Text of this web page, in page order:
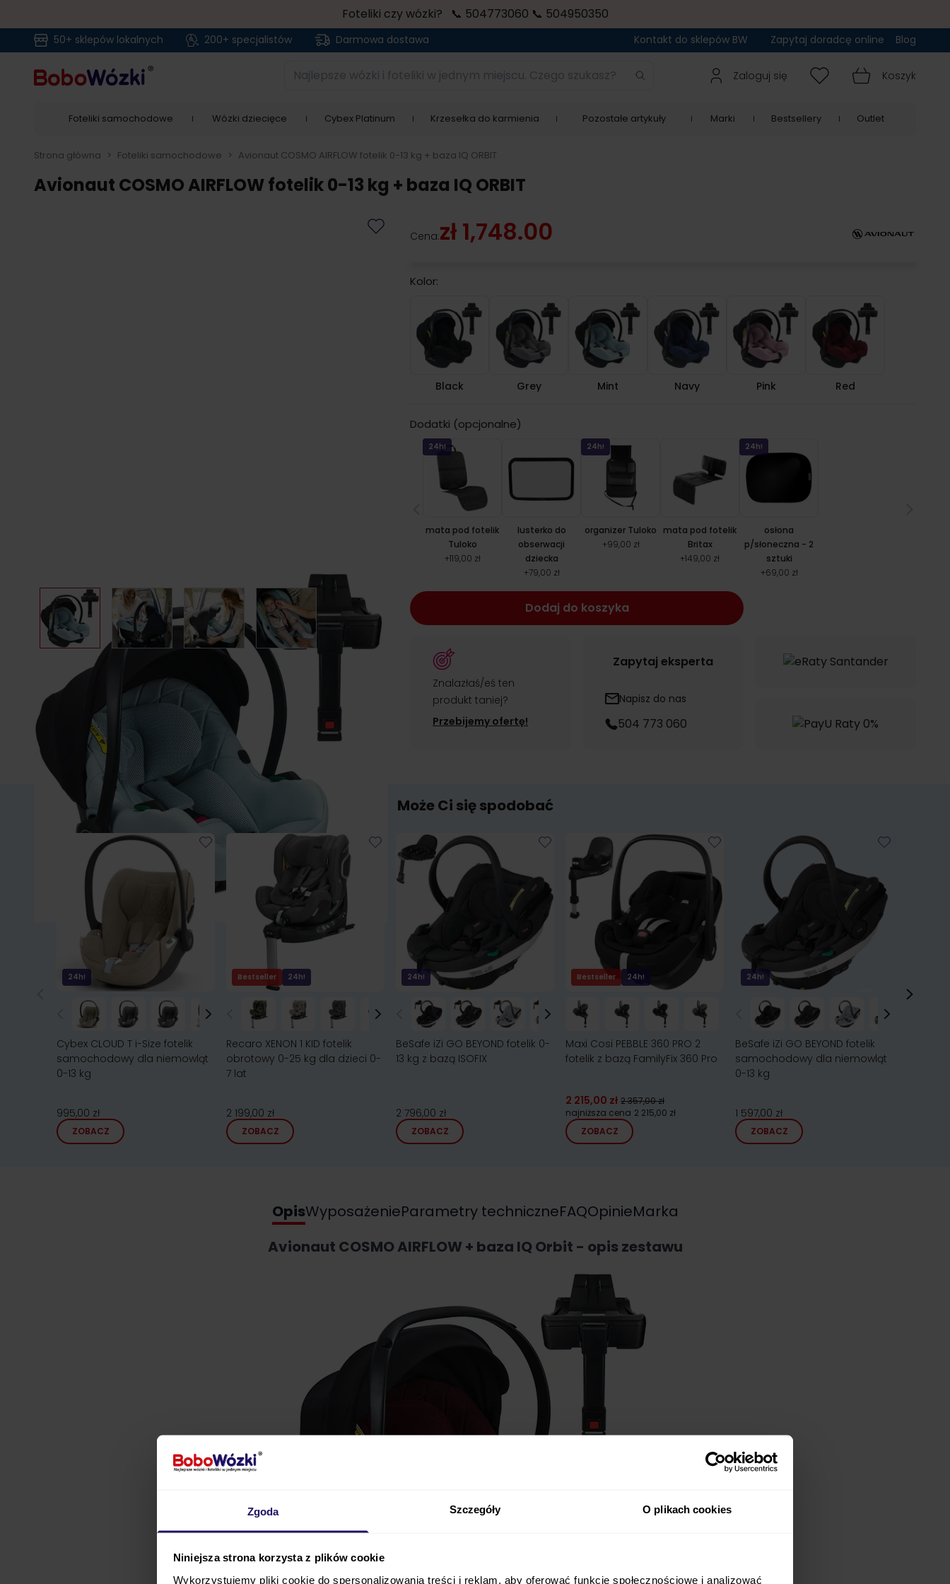
Zgoda Szczegóły O plikach cookies
Niniejsza strona korzysta z plików cookie
Wykorzystujemy pliki cookie do spersonalizowania treści i reklam, aby oferować funkcje społecznościowe i analizować
Foteliki czy wózki? 📞 504773060 📞 504950350
50+ sklepów lokalnych 200+ specjalistów Darmowa dostawa Kontakt do sklepów BW Zapytaj doradcę online Blog
Najlepsze wózki i foteliki w jednym miejscu. Czego szukasz? Zaloguj się Koszyk
Foteliki samochodowe Wózki dziecięce Cybex Platinum Krzesełka do karmienia Pozostałe artykuły Marki Bestsellery Outlet
Strona główna > Foteliki samochodowe > Avionaut COSMO AIRFLOW fotelik 0-13 kg + baza IQ ORBIT
Avionaut COSMO AIRFLOW fotelik 0-13 kg + baza IQ ORBIT
Cena:zł 1,748.00
Kolor:
Black
Black
Grey
Grey
Mint
Mint
Navy
Navy
Pink
Pink
Red
Red
Dodatki (opcjonalne)
24h!
mata pod fotelik
Tuloko
+119,00 zł
lusterko do
obserwacji
dziecka
+79,00 zł
24h!
organizer Tuloko
+99,00 zł
mata pod fotelik
Britax
+149,00 zł
24h!
osłona
p/słoneczna - 2
sztuki
+69,00 zł
Dodaj do koszyka
Znalazłaś/eś ten
produkt taniej?
Przebijemy ofertę!
Zapytaj eksperta
Napisz do nas
504 773 060
Może Ci się spodobać
24h!
Cybex CLOUD T i-Size fotelik
samochodowy dla niemowląt
0-13 kg
995,00 zł
ZOBACZ
Bestseller 24h!
Recaro XENON 1 KID fotelik
obrotowy 0-25 kg dla dzieci 0-
7 lat
2 199,00 zł
ZOBACZ
24h!
BeSafe iZi GO BEYOND fotelik 0-
13 kg z bazą ISOFIX
2 796,00 zł
ZOBACZ
Bestseller 24h!
Maxi Cosi PEBBLE 360 PRO 2
fotelik z bazą FamilyFix 360 Pro
2 215,00 zł 2 357,00 zł
najniższa cena 2 215,00 zł
ZOBACZ
24h!
BeSafe iZi GO BEYOND fotelik
samochodowy dla niemowląt
0-13 kg
1 597,00 zł
ZOBACZ
Opis
Avionaut COSMO AIRFLOW + baza IQ Orbit - opis zestawu
WyposażenieParametry techniczneFAQOpinieMarka